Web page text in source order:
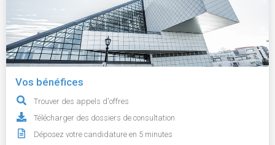
Vos bénéfices
Trouver des appels d'offres
Télécharger des dossiers de consultation
Déposez votre candidature en 5 minutes